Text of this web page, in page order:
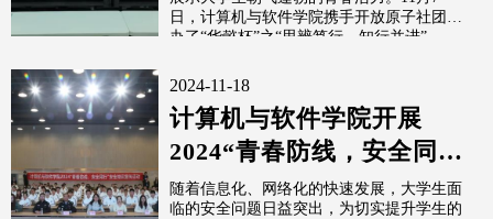
日，计算机与软件学院携手开放原子社团举
办了“华懿杯”之“思辨笃行，知行并进”...
2024-11-18
计算机与软件学院开展
2024“青春防线，安全同
行”安全知识宣传活动
随着信息化、网络化的快速发展，大学生面
临的安全问题日益突出，为切实提升学生的